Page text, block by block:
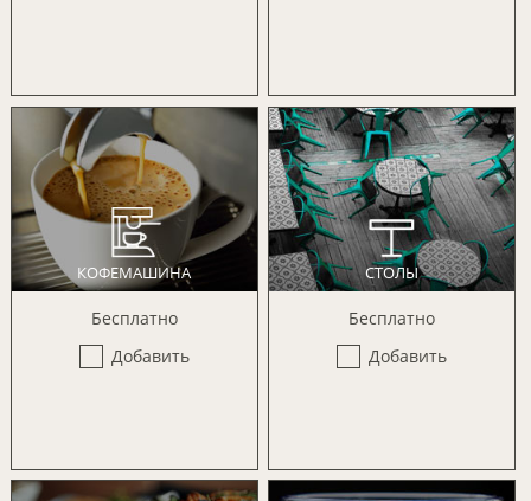
КОФЕМАШИНА
Бесплатно
Добавить
СТОЛЫ
Бесплатно
Добавить